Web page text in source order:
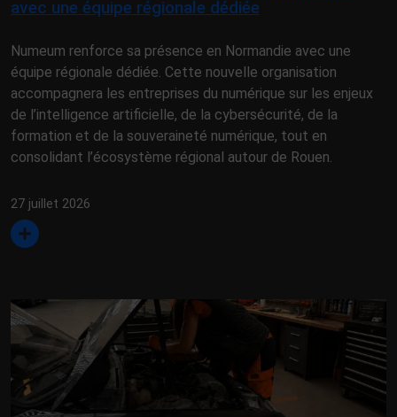
avec une équipe régionale dédiée
Numeum renforce sa présence en Normandie avec une
équipe régionale dédiée. Cette nouvelle organisation
accompagnera les entreprises du numérique sur les enjeux
de l’intelligence artificielle, de la cybersécurité, de la
formation et de la souveraineté numérique, tout en
consolidant l’écosystème régional autour de Rouen.
27 juillet 2026